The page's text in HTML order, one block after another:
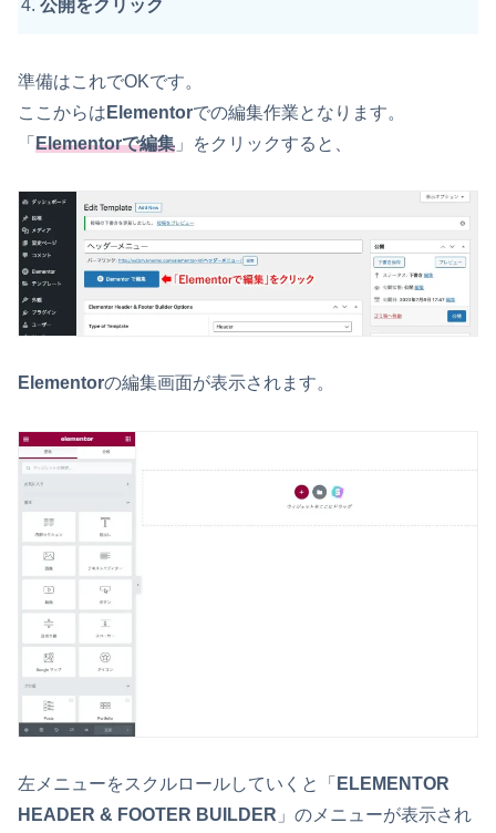
公開をクリック
準備はこれでOKです。
ここからは Elementorでの編集作業となります。
「 Elementorで編集 」をクリックすると、
Elementorの編集画面が表示されます。
左メニューをスクルロールしていくと「 ELEMENTOR
HEADER & FOOTER BUILDER 」のメニューが表示され